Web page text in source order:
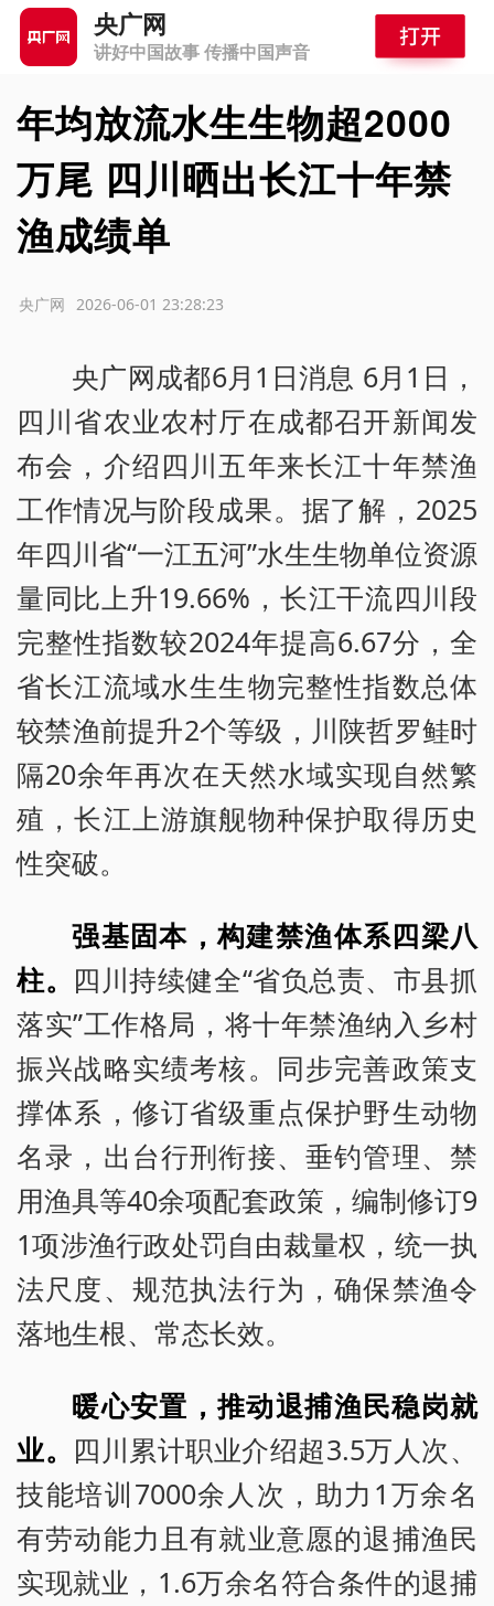
央广网
讲好中国故事 传播中国声音
年均放流水生生物超2000
万尾 四川晒出长江十年禁
渔成绩单
2026-06-01 23:28:23
央广网
央广网成都6月1日消息 6月1日，
四川省农业农村厅在成都召开新闻发
布会，介绍四川五年来长江十年禁渔
工作情况与阶段成果。据了解，2025
年四川省“一江五河”水生生物单位资源
量同比上升19.66%，长江干流四川段
完整性指数较2024年提高6.67分，全
省长江流域水生生物完整性指数总体
较禁渔前提升2个等级，川陕哲罗鲑时
隔20余年再次在天然水域实现自然繁
殖，长江上游旗舰物种保护取得历史
性突破。
强基固本，构建禁渔体系四梁八
柱。 四川持续健全“省负总责、市县抓
落实”工作格局，将十年禁渔纳入乡村
振兴战略实绩考核。同步完善政策支
撑体系，修订省级重点保护野生动物
名录，出台行刑衔接、垂钓管理、禁
用渔具等40余项配套政策，编制修订9
1项涉渔行政处罚自由裁量权，统一执
法尺度、规范执法行为，确保禁渔令
落地生根、常态长效。
暖心安置，推动退捕渔民稳岗就
业。 四川累计职业介绍超3.5万人次、
技能培训7000余人次，助力1万余名
有劳动能力且有就业意愿的退捕渔民
实现就业，1.6万余名符合条件的退捕